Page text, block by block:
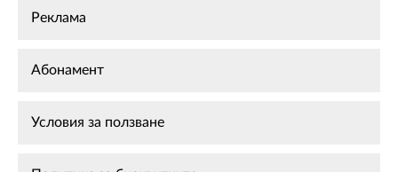
Реклама
Абонамент
Условия за ползване